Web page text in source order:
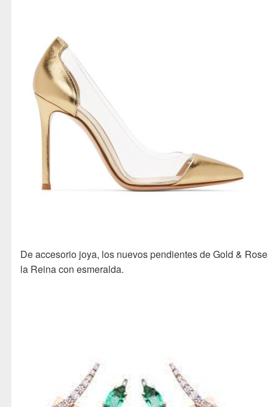
De accesorio joya, los nuevos pendientes de Gold &
la Reina con esmeralda.